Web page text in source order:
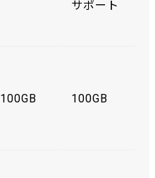
サポート
100GB 100GB